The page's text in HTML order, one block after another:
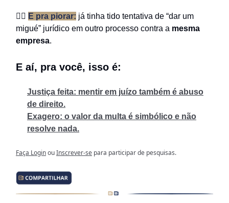
👉🏻 E pra piorar: já tinha tido tentativa de “dar um
migué” jurídico em outro processo contra a mesma
empresa.
E aí, pra você, isso é:
Justiça feita: mentir em juízo também é abuso
de direito.
Exagero: o valor da multa é simbólico e não
resolve nada.
Faça LoginouInscrever-se para participar de pesquisas.